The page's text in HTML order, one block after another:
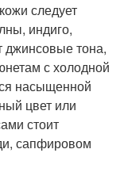
следует
индиго,
джинсовые тона,
с холодной
насыщенной
цвет или
стоит
сапфировом